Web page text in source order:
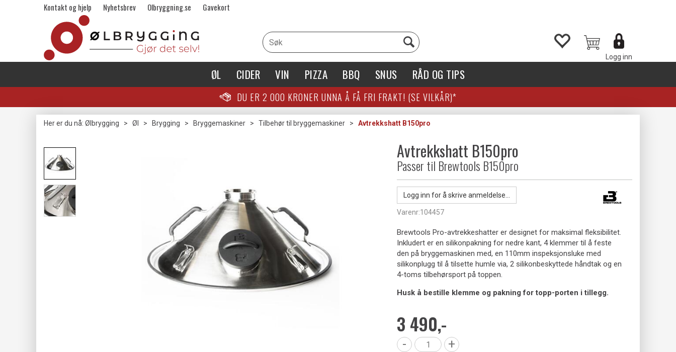
Kontakt og hjelp Nyhetsbrev Olbryggning.se Gavekort
Logg inn
ØL CIDER VIN PIZZA BBQ SNUS RÅD OG TIPS
DU ER 2 000 KRONER UNNA Å FÅ FRI FRAKT! (SE VILKÅR)*
Her er du nå: Ølbrygging > Øl > Brygging > Bryggemaskiner > Tilbehør til bryggemaskiner > Avtrekkshatt B150pro
Avtrekkshatt B150pro
Passer til Brewtools B150pro
Logg inn for å skrive anmeldelse...
Varenr:104457
Brewtools Pro-avtrekkeshatter er designet for maksimal fleksibilitet.
Inkludert er en silikonpakning for nedre kant, 4 klemmer til å feste
den på bryggemaskinen med, en 110mm inspeksjonsluke med
silikonplugg til å tilsette humle via, 2 silikonbeskyttede håndtak og en
4-toms tilbehørsport på toppen.
Husk å bestille klemme og pakning for topp-porten i tillegg.
3 490,-
- +